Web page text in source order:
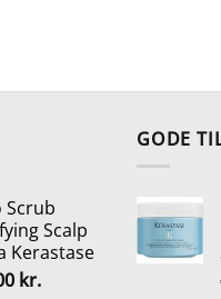
Scrub
Scalp
Kerastase
kr.Den
GODE